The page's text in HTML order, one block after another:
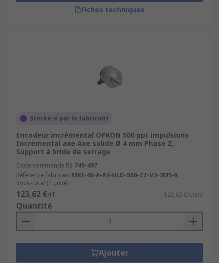
Fiches techniques
Stocké-e par le fabricant
Encodeur incrémental OPKON 500 ppt impulsions
Incrémental axe Axe solide Ø 4 mm Phase Z,
Support à bride de serrage
Code commande RS 749-497
Référence fabricant MRI-40-A-R4-HLD-500-ZZ-V2-2M5-R
Sous-total (1 unité)
123,62 €HT 123,62 €/unité
Quantité
Ajouter